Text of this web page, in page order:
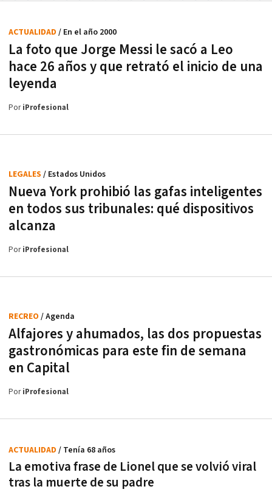
La foto que Jorge Messi le sacó a Leo
hace 26 años y que retrató el inicio de una
leyenda
ACTUALIDAD / En el año 2000
PoriProfesional
Nueva York prohibió las gafas inteligentes
en todos sus tribunales: qué dispositivos
alcanza
LEGALES / Estados Unidos
PoriProfesional
Alfajores y ahumados, las dos propuestas
gastronómicas para este fin de semana
en Capital
RECREO / Agenda
PoriProfesional
La emotiva frase de Lionel que se volvió viral
tras la muerte de su padre
ACTUALIDAD / Tenía 68 años